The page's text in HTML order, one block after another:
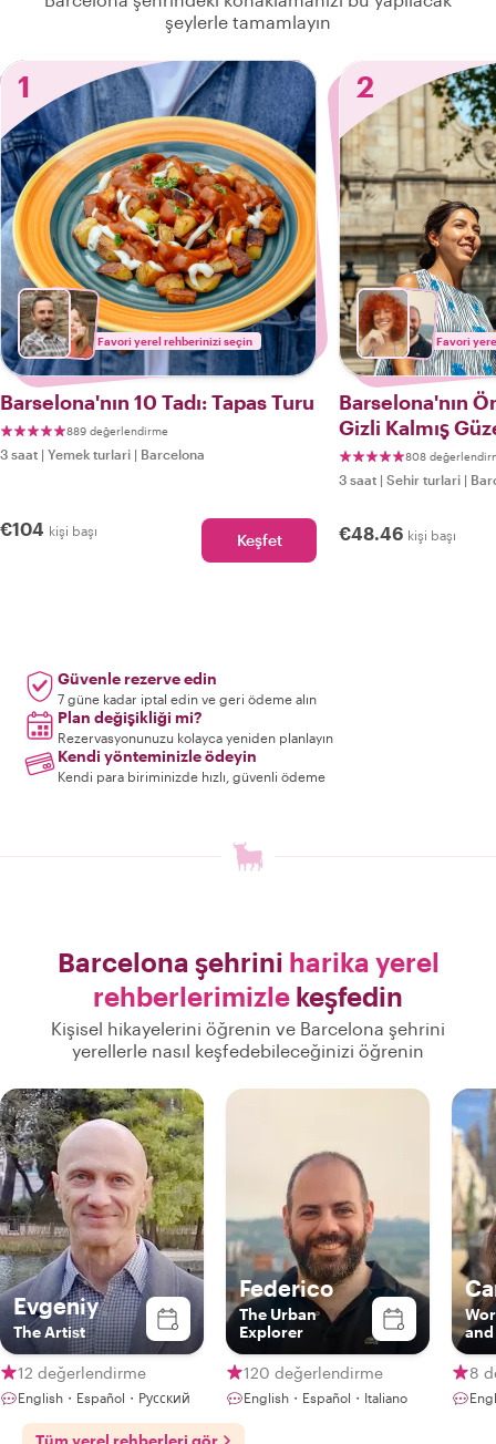
şeylerle tamamlayın
1
Favori yerel rehberinizi seçin
Barselona'nın 10 Tadı: Tapas Turu
889 değerlendirme
3 saat | Yemek turlari | Barcelona
€104 kişi başı Keşfet
2
Favori
Barselona'nın
Gizli Kalmış
808
3 saat | Sehir turlari |
€48.46 kişi başı
Güvenle rezerve edin
7 güne kadar iptal edin ve geri ödeme alın
Plan değişikliği mi?
Rezervasyonunuzu kolayca yeniden planlayın
Kendi yönteminizle ödeyin
Kendi para biriminizde hızlı, güvenli ödeme
Barcelona şehrini harika yerel
rehberlerimizle keşfedin
Kişisel hikayelerini öğrenin ve Barcelona şehrini
yerellerle nasıl keşfedebileceğinizi öğrenin
Evgeniy
The Artist
12 değerlendirme
English・Español・Русский
Federico
The Urban
Explorer
120 değerlendirme
English・Español・Italiano
8
Tüm yerel rehberleri gör